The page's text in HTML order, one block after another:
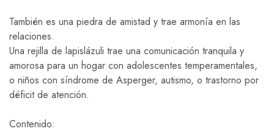
También es una piedra de amistad y trae armonía en las
relaciones.
Una rejilla de lapislázuli trae una comunicación tranquila y
amorosa para un hogar con adolescentes temperamentales,
o niños con síndrome de Asperger, autismo, o trastorno por
déficit de atención.
Contenido: